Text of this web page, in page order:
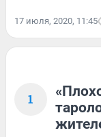
17 июля, 2020, 11:45
1